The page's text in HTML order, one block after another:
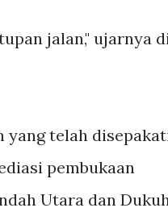
jalan," ujarnya
yang telah
pembukaan
Utara dan